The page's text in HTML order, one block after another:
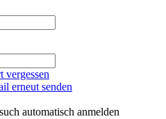
vergessen
erneut senden
automatisch anmelden